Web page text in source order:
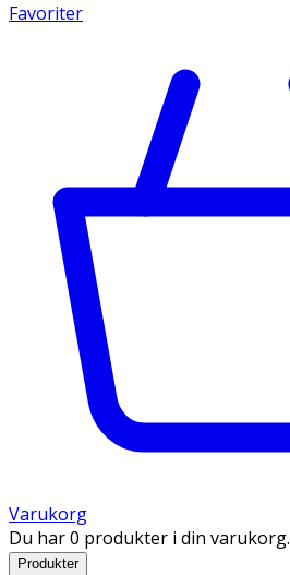
Favoriter
Varukorg
Du har 0 produkter i din varukorg.
Produkter